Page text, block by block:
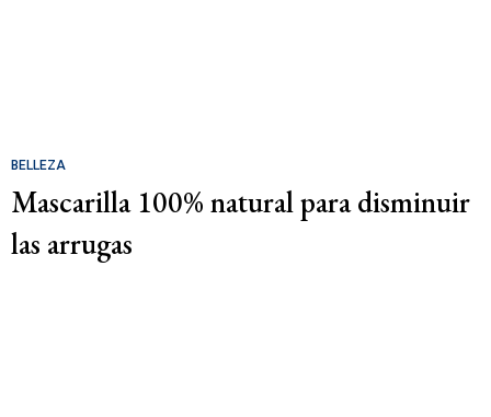
BELLEZA
Mascarilla 100% natural para disminuir
las arrugas